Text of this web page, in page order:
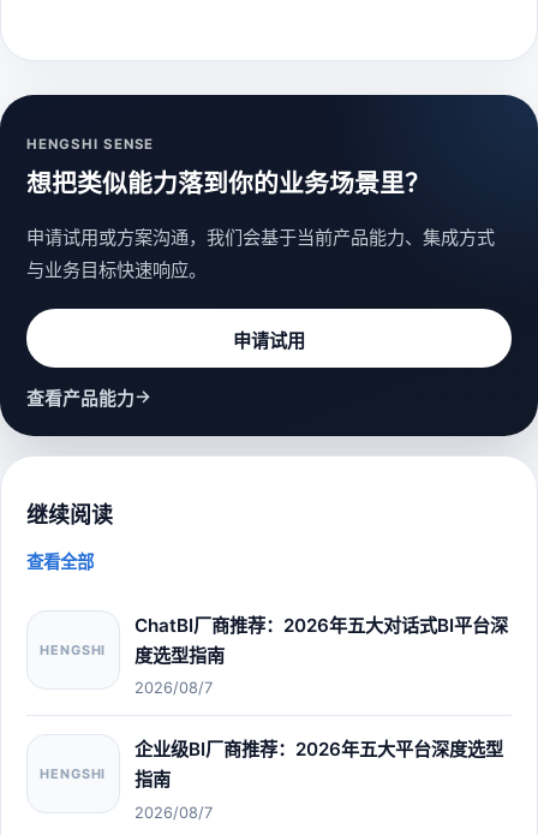
HENGSHI SENSE
想把类似能力落到你的业务场景里？
申请试用或方案沟通，我们会基于当前产品能力、集成方式
与业务目标快速响应。
申请试用
查看产品能力→
继续阅读
查看全部
HENGSHI
ChatBI厂商推荐：2026年五大对话式BI平台深
度选型指南
2026/08/7
HENGSHI
企业级BI厂商推荐：2026年五大平台深度选型
指南
2026/08/7